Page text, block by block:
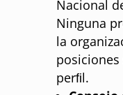
Nacional
Ninguna
la
perﬁl.